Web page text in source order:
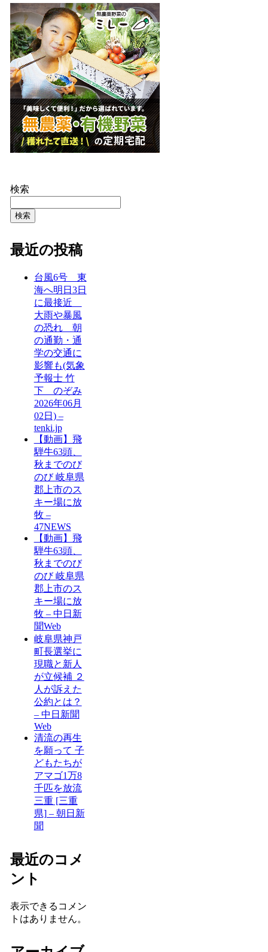
検索
検索
最近の投稿
台風6号 東
海へ明日3日
に最接近
大雨や暴風
の恐れ 朝
の通勤・通
学の交通に
影響も(気象
予報士 竹
下 のぞみ
2026年06月
02日) –
tenki.jp
【動画】飛
騨牛63頭、
秋までのび
のび 岐阜県
郡上市のス
キー場に放
牧 –
47NEWS
【動画】飛
騨牛63頭、
秋までのび
のび 岐阜県
郡上市のス
キー場に放
牧 – 中日新
聞Web
岐阜県神戸
町長選挙に
現職と新人
が立候補 ２
人が訴えた
公約とは？
– 中日新聞
Web
清流の再生
を願って 子
どもたちが
アマゴ1万8
千匹を放流
三重 [三重
県] – 朝日新
聞
最近のコメ
ント
表示できるコメン
トはありません。